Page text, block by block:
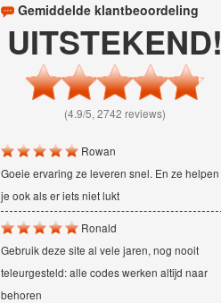
Gemiddelde klantbeoordeling
UITSTEKEND!
(4.9/5, 2742 reviews)
Rowan
Goeie ervaring ze leveren snel. En ze helpen
je ook als er iets niet lukt
Ronald
Gebruik deze site al vele jaren, nog nooit
teleurgesteld: alle codes werken altijd naar
behoren